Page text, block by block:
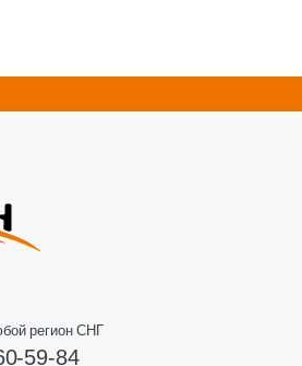
регион СНГ
59-84